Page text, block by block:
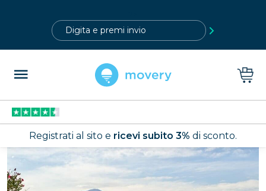
Registrati al sito e ricevi subito 3% di sconto.